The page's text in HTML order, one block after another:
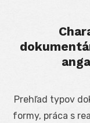
Prehľad typov
formy, práca s